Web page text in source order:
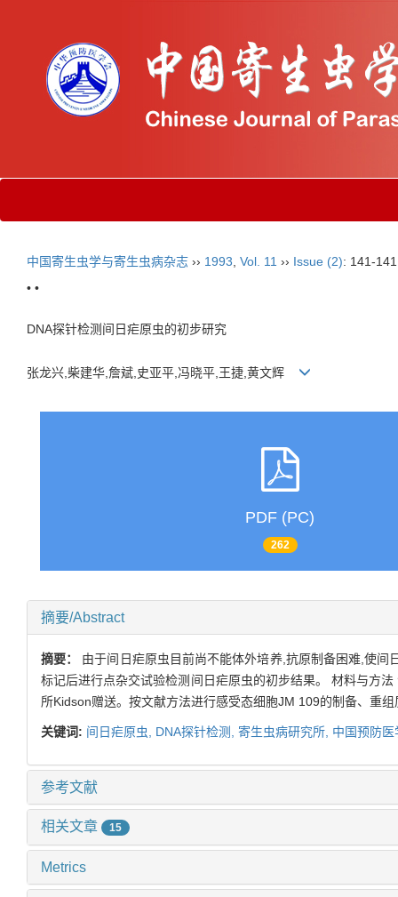
中国寄生虫学与寄生虫病杂志 ›› 1993 Vol. 11 ›› Issue (2): 141-
• •
DNA探针检测间日疟原虫的初步研究
张龙兴,柴建华,詹斌,史亚平,冯晓平,王捷,黄文辉
PDF (PC)
262
摘要/Abstract
摘要： 由于间日疟原虫目前尚不能体外培养,抗原制备困难,使
标记后进行点杂交试验检测间日疟原虫的初步结果。 材料与方
所Kidson赠送。按文献方法进行感受态细胞JM 109的制备、重组
关键词: 间日疟原虫, DNA探针检测, 寄生虫病研究所, 中国预防
参考文献
相关文章 15
Metrics